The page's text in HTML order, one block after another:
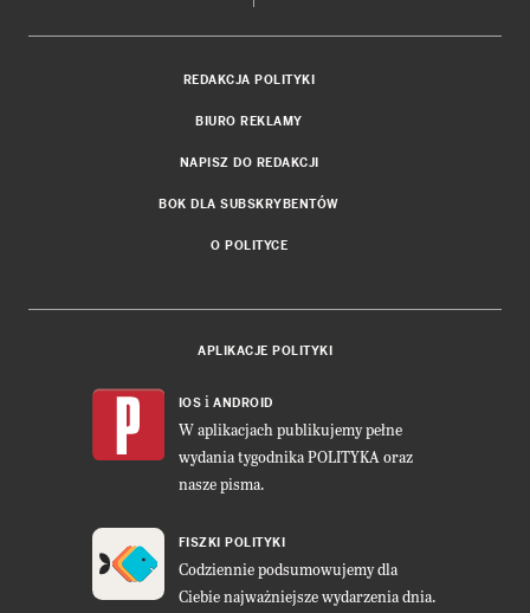
REDAKCJA POLITYKI
BIURO REKLAMY
NAPISZ DO REDAKCJI
BOK DLA SUBSKRYBENTÓW
O POLITYCE
APLIKACJE POLITYKI
IOS i ANDROID
W aplikacjach publikujemy pełne
wydania tygodnika POLITYKA oraz
nasze pisma.
FISZKI POLITYKI
Codziennie podsumowujemy dla
Ciebie najważniejsze wydarzenia dnia.